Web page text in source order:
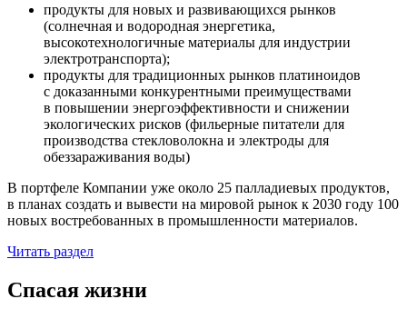
продукты для новых и развивающихся рынков
(солнечная и водородная энергетика,
высокотехнологичные материалы для индустрии
электротранспорта);
продукты для традиционных рынков платиноидов
с доказанными конкурентными преимуществами
в повышении энергоэффективности и снижении
экологических рисков (фильерные питатели для
производства стекловолокна и электроды для
обеззараживания воды)
В портфеле Компании уже около 25 палладиевых продуктов,
в планах создать и вывести на мировой рынок к 2030 году 100
новых востребованных в промышленности материалов.
Читать раздел
Спасая жизни